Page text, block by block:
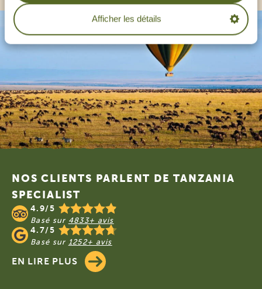
Afficher les détails
Footer
NOS CLIENTS PARLENT DE TANZANIA
SPECIALIST
4.9/5
Basé sur 4833+ avis
4.7/5
Basé sur 1252+ avis
EN LIRE PLUS